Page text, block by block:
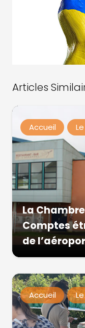
Articles
Accueil
La
Comptes
de
Accueil